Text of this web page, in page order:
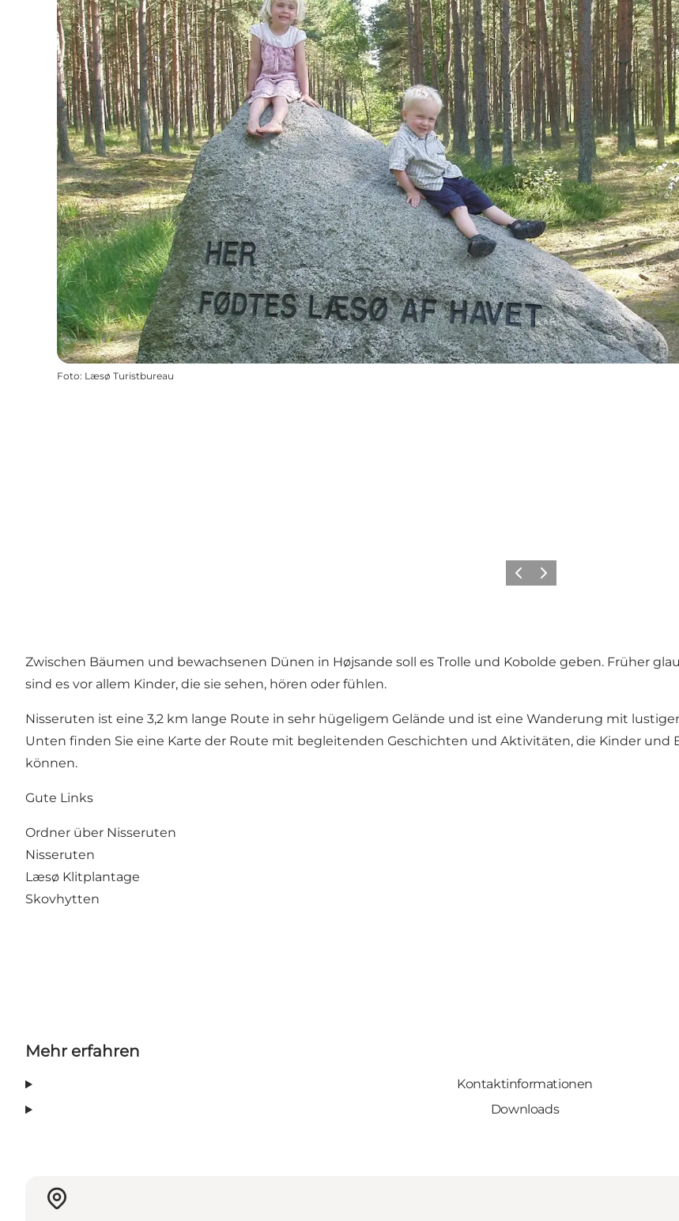
Foto: Læsø Turistbureau
Vorherige Folie
Nächste Folie
Zwischen Bäumen und bewachsenen Dünen in Højsande soll es Trolle und Kobolde geben. Früher
sind es vor allem Kinder, die sie sehen, hören oder fühlen.
Nisseruten ist eine 3,2 km lange Route in sehr hügeligem Gelände und ist eine Wanderung mit
Unten finden Sie eine Karte der Route mit begleitenden Geschichten und Aktivitäten, die Kinder
können.
Gute Links
Ordner über Nisseruten
Nisseruten
Læsø Klitplantage
Skovhytten
Mehr erfahren
Kontaktinformationen
Downloads